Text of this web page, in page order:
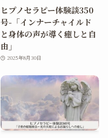
ヒプノセラピー体験談350
号-「インナーチャイルド
と身体の声が導く癒しと自
由」
2025年8月30日